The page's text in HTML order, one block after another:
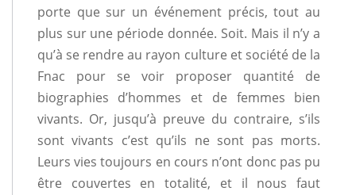
porte que sur un événement précis, tout au
plus sur une période donnée. Soit. Mais il n’y a
qu’à se rendre au rayon culture et société de la
Fnac pour se voir proposer quantité de
biographies d’hommes et de femmes bien
vivants. Or, jusqu’à preuve du contraire, s’ils
sont vivants c’est qu’ils ne sont pas morts.
Leurs vies toujours en cours n’ont donc pas pu
être couvertes en totalité, et il nous faut